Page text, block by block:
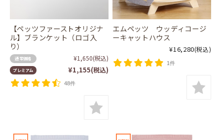
【ペッツファーストオリジナ
ル】ブランケット（ロゴ入
り）
通常価格 ¥1,650(税込)
プレミアム ¥1,155(税込)
48件
エムペッツ ウッディコージ
ーキャットハウス
¥16,280(税込)
1件